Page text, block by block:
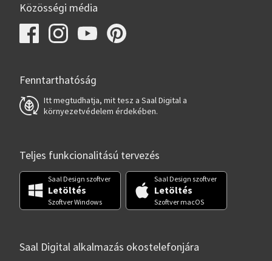
Közösségi média
Fenntarthatóság
Itt megtudhatja, mit tesz a Saal Digital a
környezetvédelem érdekében.
Teljes funkcionalitású tervezés
Saal Design szoftver
Letöltés
Szoftver Windows
Saal Design szoftver
Letöltés
Szoftver macOS
Saal Digital alkalmazás okostelefonjára